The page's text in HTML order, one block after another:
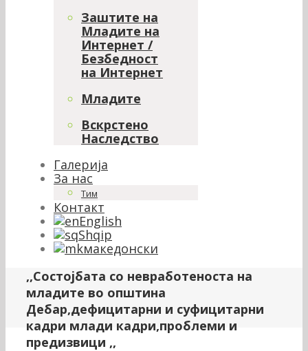
Заштите на
Младите на
Интернет /
Безбедност
на Интернет
Младите
Вскрстено
Наследство
Галерија
За нас
Тим
Контакт
English
Shqip
македонски
,,Состоjбата со невработеноста на
младите во општина
Дебар,дефицитарни и суфицитарни
кадри млади кадри,проблеми и
предизвици ,,